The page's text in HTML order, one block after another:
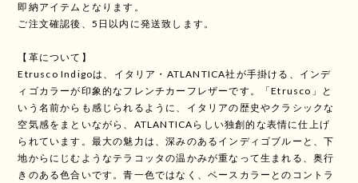
即納アイテムとなります。
ご注文確認後、5日以内に発送致します。
【革について】
Etrusco Indigoは、イタリア・ATLANTICA社が手掛ける、インデ
ィゴカラーが印象的なフレンチカーフレザーです。「Etrusco」と
いう名前からも感じられるように、イタリアの歴史やクラシックな
空気感をまといながら、ATLANTICAらしい独創的な表情に仕上げ
られています。最大の魅力は、深みのあるインディゴブルーと、下
地からにじむようなテラコッタの温かみが重なって生まれる、奥行
きのある色合いです。青一色ではなく、ベースカラーとのコントラ